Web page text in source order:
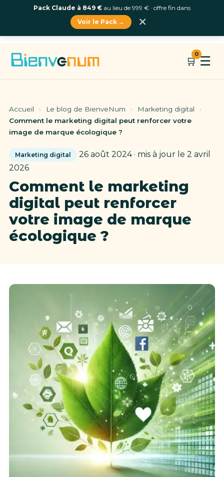
🛒
0
☰
Accueil › Le blog de BienveNum › Marketing digital
›
Comment le marketing digital peut renforcer votre
image de marque écologique ?
Marketing digital
26 août 2024 · mis à jour le 2 avril
2026
Comment le marketing
digital peut renforcer
votre image de marque
écologique ?
Pack Claude à 849 € au lieu de 999 € · offre fin dans
Voir le Pack →
×